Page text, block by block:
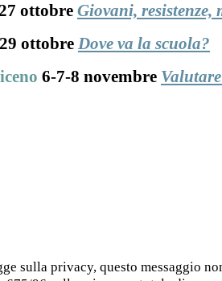
ottobre Giovani,
29 ottobre Dove va la scuola?
6-7-8 novembre
sulla privacy, questo messaggio